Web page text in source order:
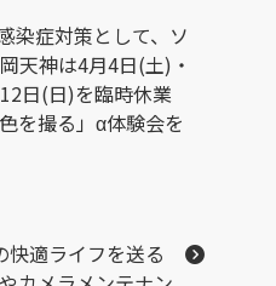
染症対策として、ソ
天神は4月4日(土)・
日(日)を臨時休業
を撮る」α体験会を
快適ライフを送る